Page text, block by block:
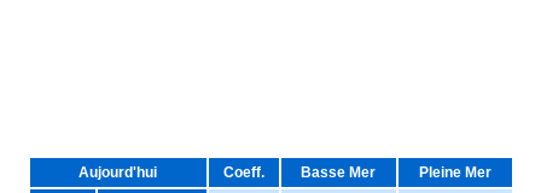
Aujourd'hui Coeff. Basse Mer Pleine Mer